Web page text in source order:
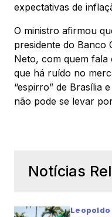
expectativas de
O ministro afirmou
presidente do Banco
Neto, com quem fala
que há ruído no
“espirro” de Brasília
não pode se levar
Notícias
Leopoldo